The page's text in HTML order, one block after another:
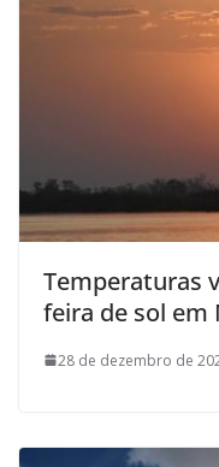
Temperaturas
feira de sol em
28 de dezembro de